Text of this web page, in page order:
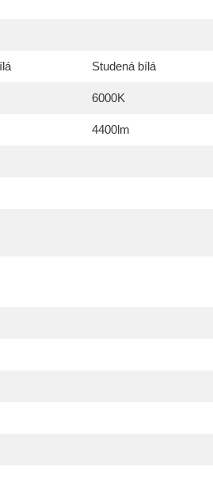
Studená bílá
6000K
4400lm